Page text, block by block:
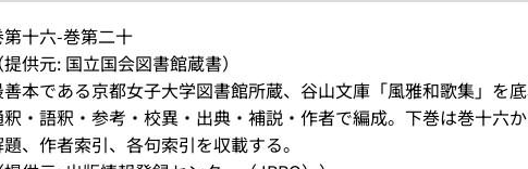
十六-巻第二十
（提供元: 国立国会図書館蔵書）
本である京都女子大学図書館所蔵、谷山文庫「風雅和歌集」を底
・語釈・参考・校異・出典・補説・作者で編成。下巻は巻十六か
、作者索引、各句索引を収載する。